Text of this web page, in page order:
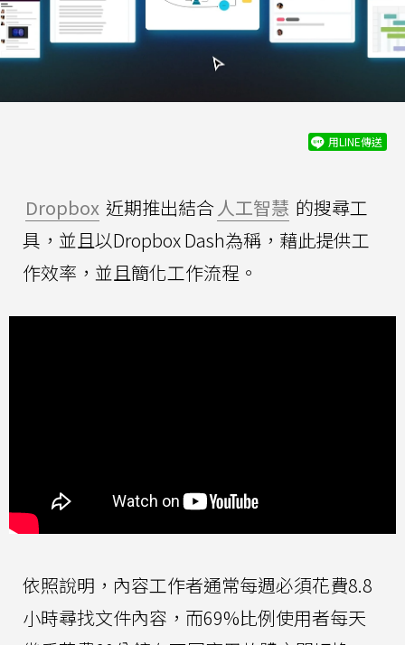
用LINE傳送
Dropbox 近期推出結合 人工智慧 的搜尋工
具，並且以Dropbox Dash為稱，藉此提供工
作效率，並且簡化工作流程。
依照說明，內容工作者通常每週必須花費8.8
小時尋找文件內容，而69%比例使用者每天